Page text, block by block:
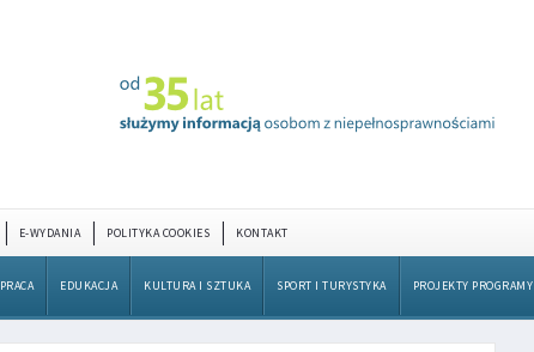
E-WYDANIA POLITYKA COOKIES KONTAKT
PRACA EDUKACJA KULTURA I SZTUKA SPORT I TURYSTYKA PROJEKTY PROGRAMY